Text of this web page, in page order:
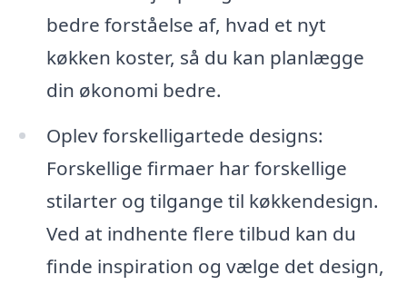
bedre forståelse af, hvad et nyt
køkken koster, så du kan planlægge
din økonomi bedre.
Oplev forskelligartede designs:
Forskellige firmaer har forskellige
stilarter og tilgange til køkkendesign.
Ved at indhente flere tilbud kan du
finde inspiration og vælge det design,